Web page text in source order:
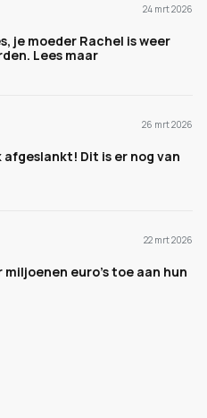
24 mrt 2026
je moeder Rachel is weer
Lees maar
26 mrt 2026
Dit is er nog van
22 mrt 2026
miljoenen euro's toe aan hun